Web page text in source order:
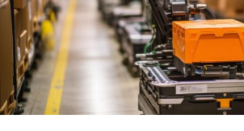
No IPFS, os arquivos são identificados
únicas, em vez de endereços URL. Isso
quando você acessar um arquivo,
versão exata, não importa onde ele
O IPFS usa conceitos depeer-to-peer
transferir arquivos diretamente entre